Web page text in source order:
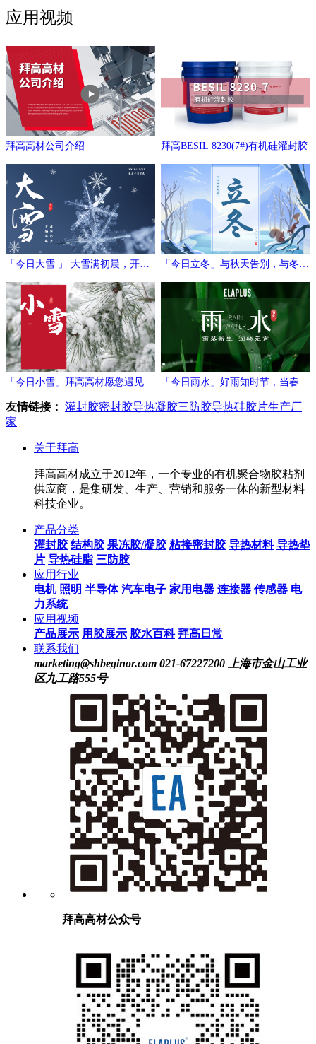
应用视频
拜高高材公司介绍 拜高BESIL 8230(7#)有机硅灌封胶
「今日大雪 」 大雪满初晨，开门
万象新
「今日立冬」与秋天告别，与冬日
相拥
「今日小雪」拜高高材愿您遇见冬
日的温暖与期待！
「今日雨水」好雨知时节，当春乃
发生
友情链接： 灌封胶密封胶导热凝胶三防胶导热硅胶片生产厂
家
关于拜高
拜高高材成立于2012年，一个专业的有机聚合物胶粘剂
供应商，是集研发、生产、营销和服务一体的新型材料
科技企业。
产品分类
灌封胶 结构胶 果冻胶/凝胶 粘接密封胶 导热材料 导热垫
片 导热硅脂 三防胶
应用行业
电机 照明 半导体 汽车电子 家用电器 连接器 传感器 电
力系统
应用视频
产品展示 用胶展示 胶水百科 拜高日常
联系我们
marketing@shbeginor.com 021-67227200
上海市金山工业
区九工路555号
拜高高材公众号